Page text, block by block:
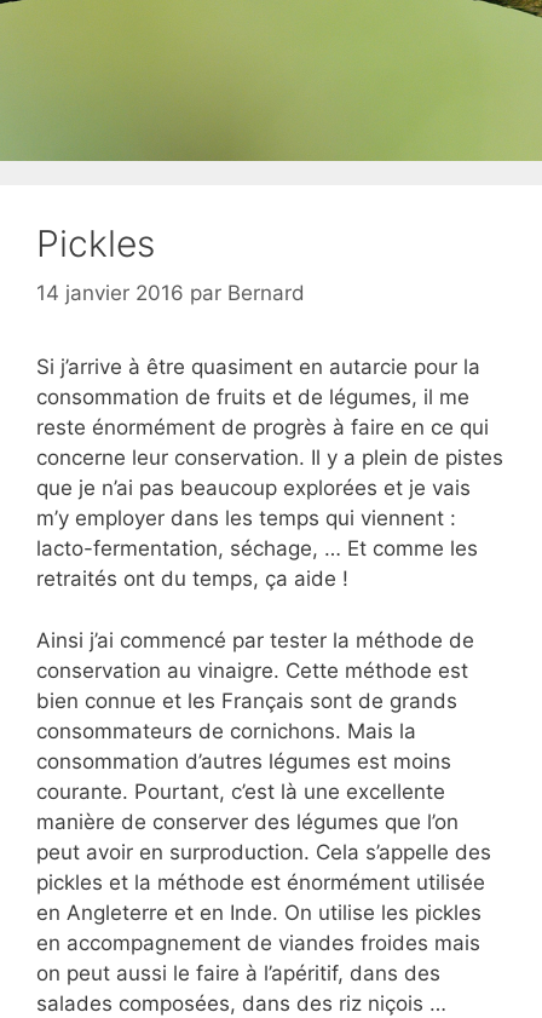
Pickles
14 janvier 2016 par Bernard
Si j’arrive à être quasiment en autarcie pour la
consommation de fruits et de légumes, il me
reste énormément de progrès à faire en ce qui
concerne leur conservation. Il y a plein de pistes
que je n’ai pas beaucoup explorées et je vais
m’y employer dans les temps qui viennent :
lacto-fermentation, séchage, … Et comme les
retraités ont du temps, ça aide !
Ainsi j’ai commencé par tester la méthode de
conservation au vinaigre. Cette méthode est
bien connue et les Français sont de grands
consommateurs de cornichons. Mais la
consommation d’autres légumes est moins
courante. Pourtant, c’est là une excellente
manière de conserver des légumes que l’on
peut avoir en surproduction. Cela s’appelle des
pickles et la méthode est énormément utilisée
en Angleterre et en Inde. On utilise les pickles
en accompagnement de viandes froides mais
on peut aussi le faire à l’apéritif, dans des
salades composées, dans des riz niçois …